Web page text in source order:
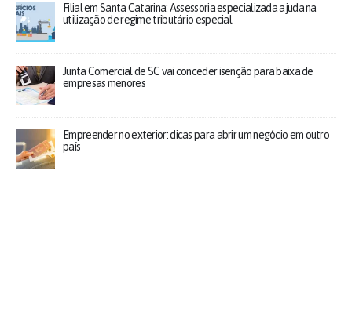
Filial em Santa Catarina: Assessoria especializada ajuda na
utilização de regime tributário especial
Junta Comercial de SC vai conceder isenção para baixa de
empresas menores
Empreender no exterior: dicas para abrir um negócio em outro
país